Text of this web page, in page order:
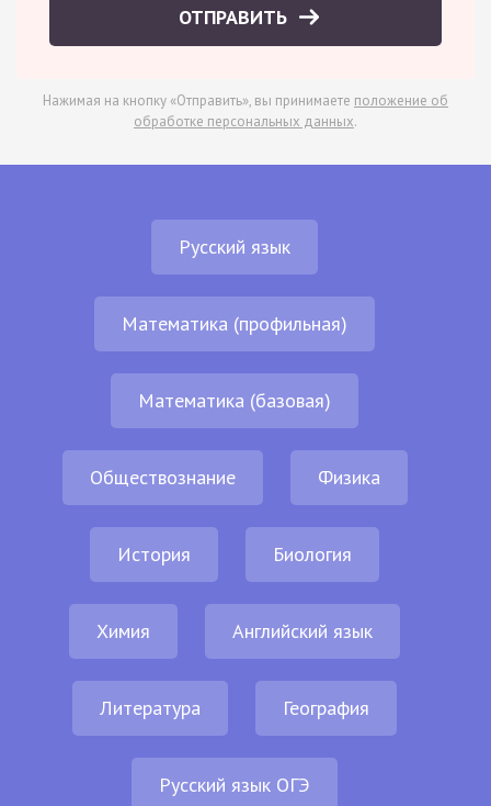
ОТПРАВИТЬ
Нажимая на кнопку «Отправить», вы принимаете положение об
обработке персональных данных.
Русский язык
Математика (профильная)
Математика (базовая)
Обществознание Физика
История Биология
Химия Английский язык
Литература География
Русский язык ОГЭ